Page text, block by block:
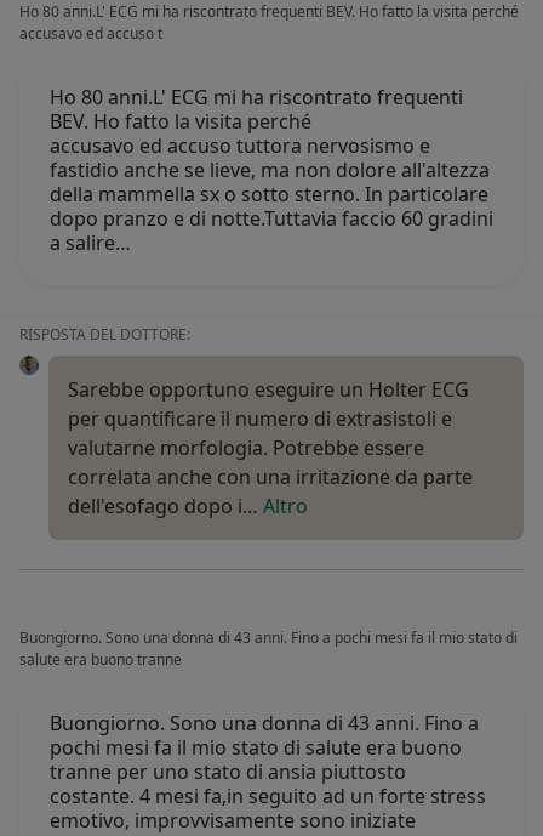
Ho 80 anni.L' ECG mi ha riscontrato frequenti BEV. Ho fatto la visita perché
accusavo ed accuso t
Ho 80 anni.L' ECG mi ha riscontrato frequenti
BEV. Ho fatto la visita perché
accusavo ed accuso tuttora nervosismo e
fastidio anche se lieve, ma non dolore all'altezza
della mammella sx o sotto sterno. In particolare
dopo pranzo e di notte.Tuttavia faccio 60 gradini
a salire…
RISPOSTA DEL DOTTORE:
Sarebbe opportuno eseguire un Holter ECG
per quantificare il numero di extrasistoli e
valutarne morfologia. Potrebbe essere
correlata anche con una irritazione da parte
dell'esofago dopo i… Altro
Buongiorno. Sono una donna di 43 anni. Fino a pochi mesi fa il mio stato di
salute era buono tranne
Buongiorno. Sono una donna di 43 anni. Fino a
pochi mesi fa il mio stato di salute era buono
tranne per uno stato di ansia piuttosto
costante. 4 mesi fa,in seguito ad un forte stress
emotivo, improvvisamente sono iniziate